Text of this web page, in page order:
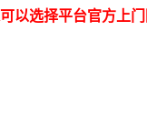
以选择平台官方上